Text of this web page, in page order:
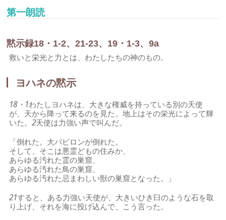
第一朗読
黙示録18・1-2、21-23、19・1-3、9a
救いと栄光と力とは、わたしたちの神のもの。
ヨハネの黙示
18・1わたしヨハネは、大きな権威を持っている別の天使
が、天から降って来るのを見た。地上はその栄光によって輝
いた。2天使は力強い声で叫んだ。
「倒れた。大バビロンが倒れた。
そして、そこは悪霊どもの住みか、
あらゆる汚れた霊の巣窟、
あらゆる汚れた鳥の巣窟、
あらゆる汚れた忌まわしい獣の巣窟となった。」
21すると、ある力強い天使が、大きいひき臼のような石を取
り上げ、それを海に投げ込んで、こう言った。